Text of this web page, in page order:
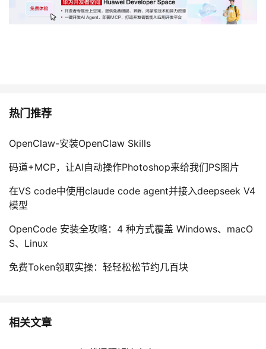
热门推荐
OpenClaw-安装OpenClaw Skills
码道+MCP，让AI自动操作Photoshop来给我们PS图片
在VS code中使用claude code agent并接入deepseek V4
模型
OpenCode 安装全攻略：4 种方式覆盖 Windows、macO
S、Linux
免费Token领取实操：轻轻松松节约几百块
相关文章